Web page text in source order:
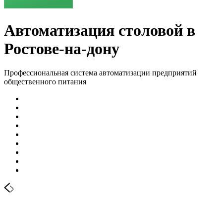
Автоматизация столовой в
Ростове-на-дону
Профессиональная система автоматизации предприятий
общественного питания